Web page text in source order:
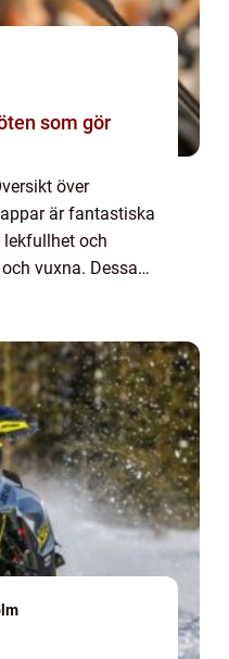
över
är fantastiska
och
vuxna. Dessa